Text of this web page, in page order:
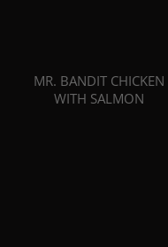
MR. BANDIT CHICKEN
WITH SALMON